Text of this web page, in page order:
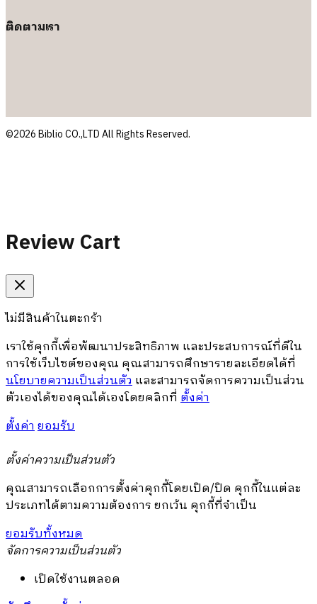
ติดตามเรา
©2026 Biblio CO.,LTD All Rights Reserved.
Review Cart
ไม่มีสินค้าในตะกร้า
เราใช้คุกกี้เพื่อพัฒนาประสิทธิภาพ และประสบการณ์ที่ดีใน
การใช้เว็บไซต์ของคุณ คุณสามารถศึกษารายละเอียดได้ที่
นโยบายความเป็นส่วนตัวและสามารถจัดการความเป็นส่วน
ตัวเองได้ของคุณได้เองโดยคลิกที่ ตั้งค่า
ตั้งค่ายอมรับ
ตั้งค่าความเป็นส่วนตัว
คุณสามารถเลือกการตั้งค่าคุกกี้โดยเปิด/ปิด คุกกี้ในแต่ละ
ประเภทได้ตามความต้องการ ยกเว้น คุกกี้ที่จำเป็น
ยอมรับทั้งหมด
จัดการความเป็นส่วนตัว
เปิดใช้งานตลอด